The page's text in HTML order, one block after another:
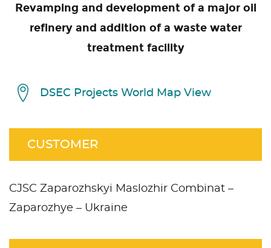
Revamping and development of a major oil
refinery and addition of a waste water
treatment facility
DSEC Projects World Map View
CUSTOMER
CJSC Zaparozhskyi Maslozhir Combinat –
Zaparozhye – Ukraine